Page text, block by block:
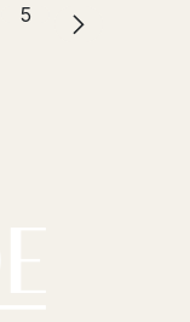
5